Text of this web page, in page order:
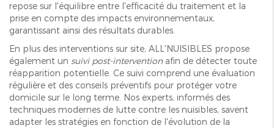
repose sur l'équilibre entre l'efficacité du traitement et la
prise en compte des impacts environnementaux,
garantissant ainsi des résultats durables.
En plus des interventions sur site, ALL'NUISIBLES propose
également un suivi post-interventionafin de détecter toute
réapparition potentielle. Ce suivi comprend une évaluation
régulière et des conseils préventifs pour protéger votre
domicile sur le long terme. Nos experts, informés des
techniques modernes de lutte contre les nuisibles, savent
adapter les stratégies en fonction de l'évolution de la